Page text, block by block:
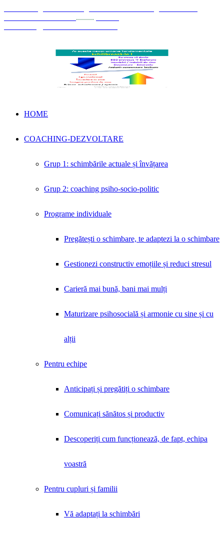
.........
HOME
COACHING-DEZVOLTARE
Grup 1: schimbările actuale și învățarea
Grup 2: coaching psiho-socio-politic
Programe individuale
Pregătești o schimbare, te adaptezi la o schimbare
Gestionezi constructiv emoțiile și reduci stresul
Carieră mai bună, bani mai mulți
Maturizare psihosocială și armonie cu sine și cu
alții
Pentru echipe
Anticipați și pregătiți o schimbare
Comunicați sănătos și productiv
Descoperiți cum funcționează, de fapt, echipa
voastră
Pentru cupluri și familii
Vă adaptați la schimbări